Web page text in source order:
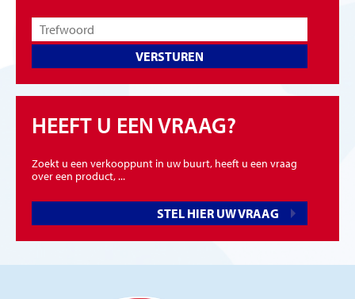
VERSTUREN
HEEFT U EEN VRAAG?
Zoekt u een verkooppunt in uw buurt, heeft u een vraag
over een product, ...
STEL HIER UW VRAAG